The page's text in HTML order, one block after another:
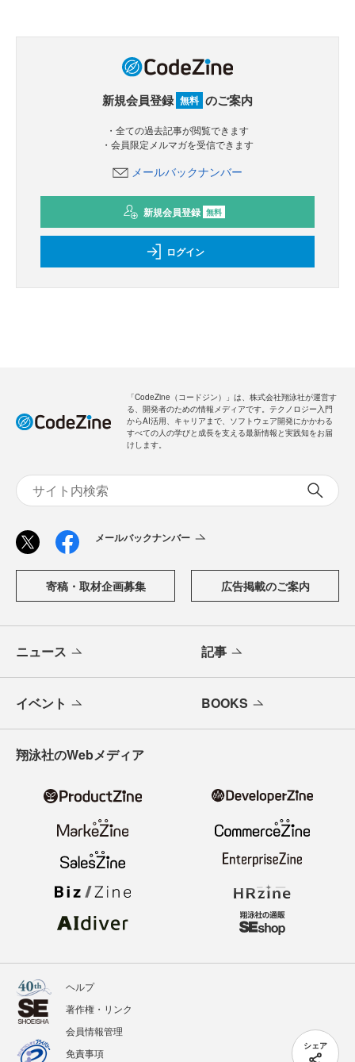
シェア
新規会員登録 無料 のご案内
・全ての過去記事が閲覧できます
・会員限定メルマガを受信できます
メールバックナンバー
新規会員登録 無料
ログイン
「CodeZine（コードジン）」は、株式会社翔泳社が運営す
る、開発者のための情報メディアです。テクノロジー入門
からAI活用、キャリアまで、ソフトウェア開発にかかわる
すべての人の学びと成長を支える最新情報と実践知をお届
けします。
メールバックナンバー
寄稿・取材企画募集 広告掲載のご案内
ニュース 記事
イベント BOOKS
翔泳社のWebメディア
ヘルプ
著作権・リンク
会員情報管理
免責事項